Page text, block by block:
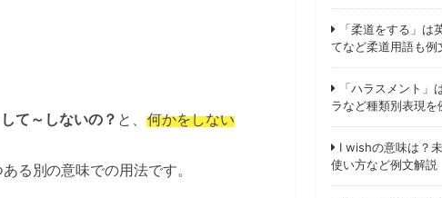
て～しないの？ と、何かをしない
る別の意味での用法です。
「柔道をする」は
てなど柔道用語も例
「ハラスメント」
ラなど種類別表現を
I wishの意味は？
使い方など例文解説